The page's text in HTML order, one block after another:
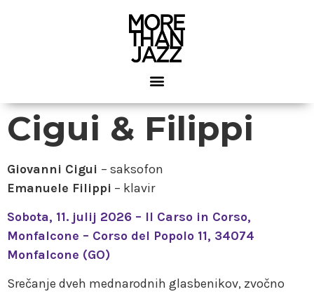
Cigui & Filippi
Giovanni Cigui – saksofon
Emanuele Filippi – klavir
Sobota, 11. julij 2026 – Il Carso in Corso,
Monfalcone – Corso del Popolo 11, 34074
Monfalcone (GO)
Srečanje dveh mednarodnih glasbenikov, zvočno